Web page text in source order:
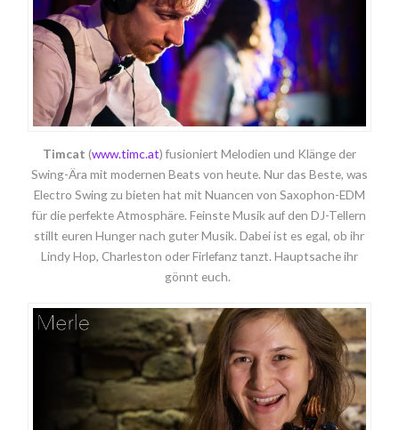
Timcat (www.timc.at) fusioniert Melodien und Klänge der
Swing-Ära mit modernen Beats von heute. Nur das Beste, was
Electro Swing zu bieten hat mit Nuancen von Saxophon-EDM
für die perfekte Atmosphäre. Feinste Musik auf den DJ-Tellern
stillt euren Hunger nach guter Musik. Dabei ist es egal, ob ihr
Lindy Hop, Charleston oder Firlefanz tanzt. Hauptsache ihr
gönnt euch.